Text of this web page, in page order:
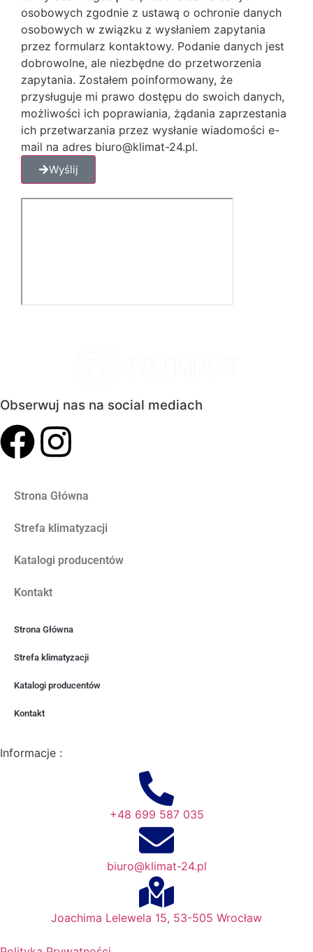
osobowych zgodnie z ustawą o ochronie danych
osobowych w związku z wysłaniem zapytania
przez formularz kontaktowy. Podanie danych jest
dobrowolne, ale niezbędne do przetworzenia
zapytania. Zostałem poinformowany, że
przysługuje mi prawo dostępu do swoich danych,
możliwości ich poprawiania, żądania zaprzestania
ich przetwarzania przez wysłanie wiadomości e-
mail na adres biuro@klimat-24.pl.
Wyślij
Obserwuj nas na social mediach
Strona Główna
Strefa klimatyzacji
Katalogi producentów
Kontakt
Strona Główna
Strefa klimatyzacji
Katalogi producentów
Kontakt
Informacje :
+48 699 587 035
biuro@klimat-24.pl
Joachima Lelewela 15, 53-505 Wrocław